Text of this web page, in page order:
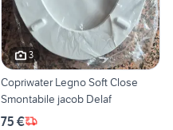
3
Copriwater Legno Soft Close
Smontabile jacob Delaf
75 €